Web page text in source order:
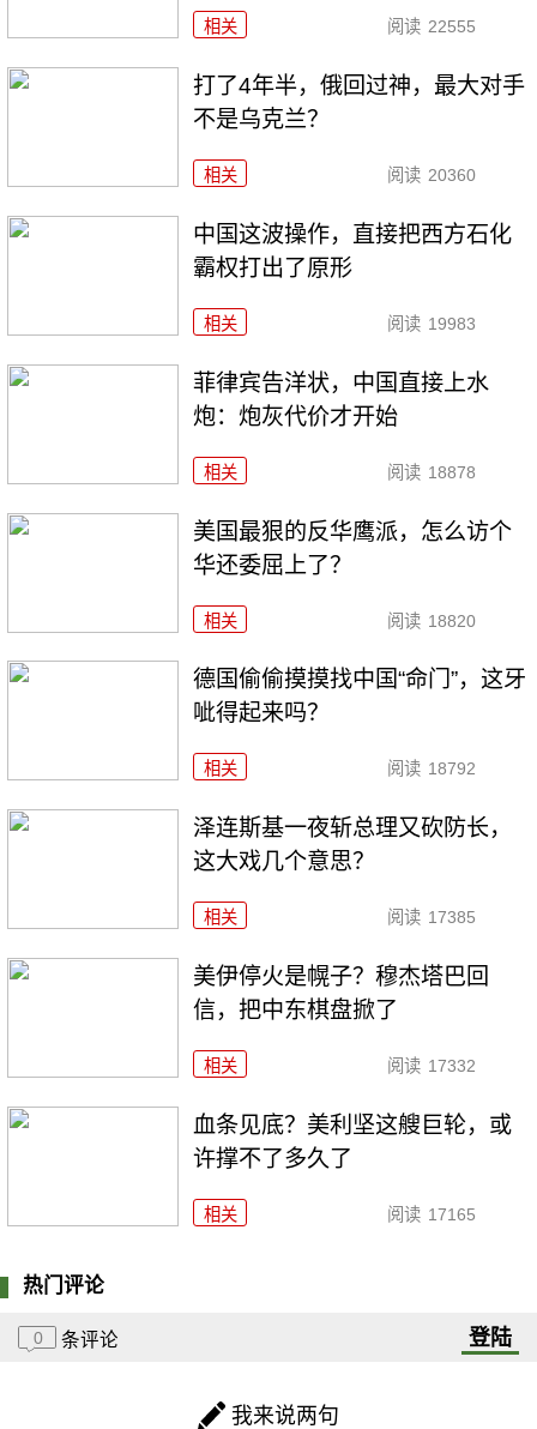
相关 阅读 22555
打了4年半，俄回过神，最大对手
不是乌克兰？
相关 阅读 20360
中国这波操作，直接把西方石化
霸权打出了原形
相关 阅读 19983
菲律宾告洋状，中国直接上水
炮：炮灰代价才开始
相关 阅读 18878
美国最狠的反华鹰派，怎么访个
华还委屈上了？
相关 阅读 18820
德国偷偷摸摸找中国“命门”，这牙
呲得起来吗？
相关 阅读 18792
泽连斯基一夜斩总理又砍防长，
这大戏几个意思？
相关 阅读 17385
美伊停火是幌子？穆杰塔巴回
信，把中东棋盘掀了
相关 阅读 17332
血条见底？美利坚这艘巨轮，或
许撑不了多久了
相关 阅读 17165
热门评论
0 条评论 登陆
我来说两句